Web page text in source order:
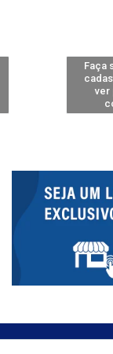
Faça
ver